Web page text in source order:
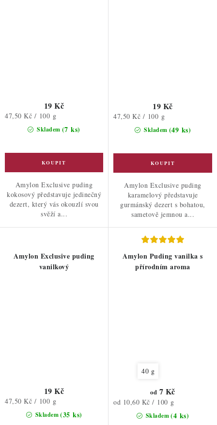
Skladem (7 ks)
19 Kč
Měrná
47,50 Kč / 100 g
Amylon Exclusive puding
kokosový představuje jedinečný
dezert, který vás okouzlí svou
svěží a...
Skladem (49 ks)
19 Kč
Měrná
47,50 Kč / 100 g
Amylon Exclusive puding
karamelový představuje
gurmánský dezert s bohatou,
sametově jemnou a...
Amylon Exclusive puding
vanilkový
Skladem(35 ks)
19 Kč
Měrná
47,50 Kč / 100 g
Amylon Puding vanilka s
přírodním aroma
40 g
Skladem(4 ks)
od 7 Kč
Měrná
od 10,60 Kč / 100 g